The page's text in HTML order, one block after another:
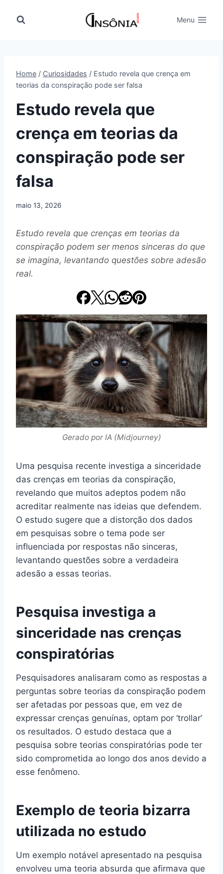
para
Menu
Home / Curiosidades / Estudo revela que crença em
teorias da conspiração pode ser falsa
Estudo revela que
crença em teorias da
conspiração pode ser
falsa
maio 13, 2026
Estudo revela que crenças em teorias da
conspiração podem ser menos sinceras do que
se imagina, levantando questões sobre adesão
real.
Gerado por IA (Midjourney)
Uma pesquisa recente investiga a sinceridade
das crenças em teorias da conspiração,
revelando que muitos adeptos podem não
acreditar realmente nas ideias que defendem.
O estudo sugere que a distorção dos dados
em pesquisas sobre o tema pode ser
influenciada por respostas não sinceras,
levantando questões sobre a verdadeira
adesão a essas teorias.
Pesquisa investiga a
sinceridade nas crenças
conspiratórias
Pesquisadores analisaram como as respostas a
perguntas sobre teorias da conspiração podem
ser afetadas por pessoas que, em vez de
expressar crenças genuínas, optam por ‘trollar’
os resultados. O estudo destaca que a
pesquisa sobre teorias conspiratórias pode ter
sido comprometida ao longo dos anos devido a
esse fenômeno.
Exemplo de teoria bizarra
utilizada no estudo
Um exemplo notável apresentado na pesquisa
envolveu uma teoria absurda que afirmava que